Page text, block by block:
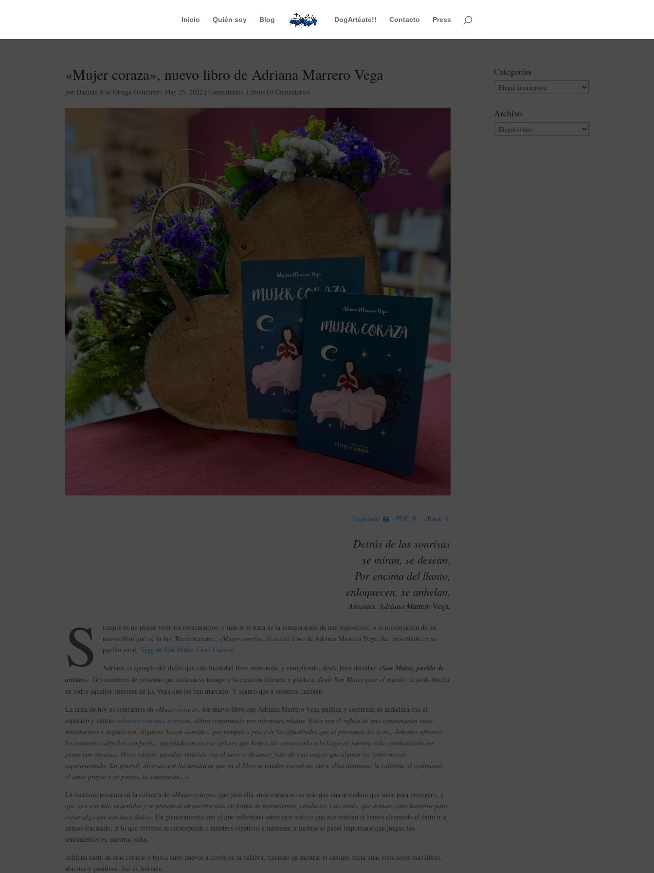
Inicio Quién soy Blog DogArtéate!! Contacto Press
«Mujer coraza», nuevo libro de Adriana Marrero Vega
por Damián José Ortega Gutiérrez | May 25, 2022 |Comentarios, Libros |0 Comentarios
Impresión 🖨 PDF 📄 eBook 📱
Detrás de las sonrisas
se miran, se desean.
Por encima del llanto,
enloquecen, se anhelan.
Amantes. Adriana Marrero Vega.
S
iempre es un placer vivir los reencuentros, y más si se trata de la inauguración de una exposición, o la presentación de un
nuevo libro que ve la luz. Recientemente, «Mujer coraza«, el nuevo libro de Adriana Marrero Vega, fue presentado en su
pueblo natal, Vega de San Mateo,Gran Canaria.
Adriana es ejemplo del dicho que esta localidad lleva marcando, y cumpliendo, desde hace décadas: «San Mateo, pueblo de
artistas«. Generaciones de personas que dedican su tiempo a la creación literaria y plástica,desde San Mateo pare el mundo, dejando huella
en todos aquellos rincones de La Vega que les han marcado. Y seguro que a nosotros también.
La tarea de hoy es centrarnos en «Mujer coraza«, ese nuevo libro que Adriana Marrero Vega publica y comienza su andadura tras el
esperado y exitoso «Ármate con una sonrisa«, «libro conformado por diferentes relatos. Estos son el reflejo de una combinación entre
sentimientos e inspiración. Algunos, hacen alusión a que siempre a pesar de las dificultades que se presenten día a día, debemos afrontar
los momentos difíciles con fuerza, apoyándonos en esos pilares que hemos ido conociendo a lo largo de nuestra vida, combatiendo las
penas con sonrisas. Otros relatos, guardan relación con el amor o desamor fruto de esas etapas que alguna vez todos hemos
experimentado. En general, diversas son las temáticas que en el libro se pueden encontrar, entre ellas destacan: la valentía, el optimismo,
el amor propio y en pareja, la superación…«
La escritora presenta en la cubierta de «Mujer coraza«, que para ella «una coraza no es más que una armadura que sirve para proteger», y
que «no son solo materiales y se presentan en nuestra vida en forma de sentimientos, conductas y acciones, que actúan como barreras para
evitar algo que nos hace daño«. Un planteamiento con el que reflexiona sobre esas señales que nos indican si hemos alcanzado el éxito o si
hemos fracasado, si lo que vivimos se corresponde a nuestros objetivos e intereses, e incluso el papel importante que juegan los
sentimientos en nuestras vidas.
Adriana parte de esas corazas y busca aires nuevos a través de la palabra, tratando de mostrar el camino hacia unas emociones más libres,
abiertas y positivas. Así es Adriana.
Categorías
Categorías
Archivo
Archivo